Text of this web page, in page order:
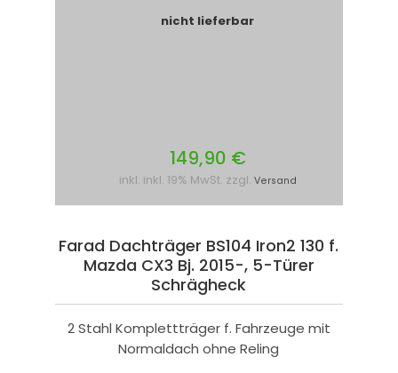
nicht lieferbar
149,90 €
inkl. inkl. 19% MwSt. zzgl. Versand
Farad Dachträger BS104 Iron2 130 f.
Mazda CX3 Bj. 2015-, 5-Türer
Schrägheck
2 Stahl Komplettträger f. Fahrzeuge mit
Normaldach ohne Reling